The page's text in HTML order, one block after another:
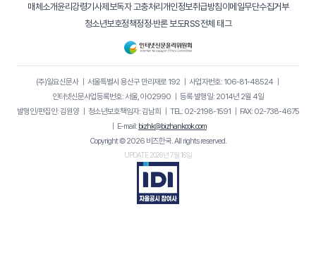
매체소개윤리강령기사제보독자 고충처리개인정보취급방침이메일무단수집거부
청소년보호정책정정·반론 보도RSS전체 태그
(주)일요신문사｜ 서울특별시 용산구 만리재로 192｜ 사업자번호: 106-81-48524｜
인터넷신문사업등록번호: 서울, 아02990 ｜ 등록·발행일: 2014년 2월 4일
발행인/편집인: 김원양｜ 청소년보호책임자: 김남희 ｜ TEL: 02-2198-1591 ｜ FAX: 02-738-4675
｜ E-mail: bizhk@bizhankook.com
Copyright © 2026 비즈한국. All rights reserved.
UPDATE 2026년 7월 16일